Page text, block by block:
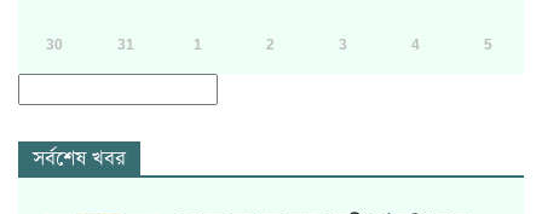
30 31 1 2 3 4 5
সর্বশেষ খবর